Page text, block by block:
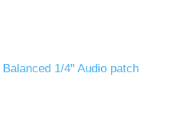
1/4" Audio patch